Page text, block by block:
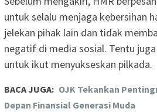
untuk selalu menjaga kebersihan
jelekan pihak lain dan tidak
negatif di media sosial. Tentu
untuk ikut menyukseskan pilkada.
BACA JUGA: OJK Tekankan
Depan Finansial Generasi Muda